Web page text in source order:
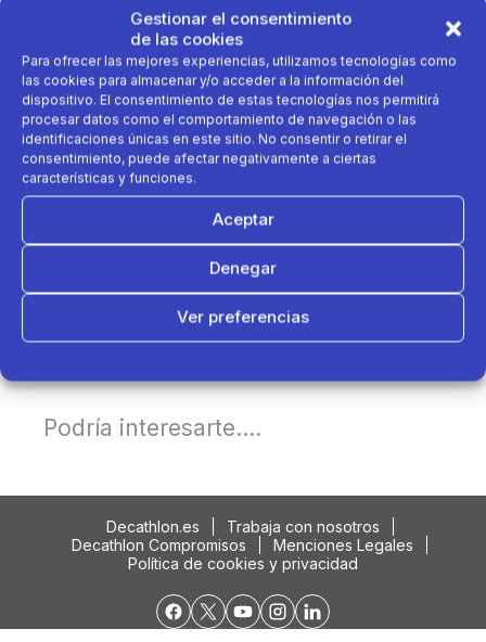
Gestionar el consentimiento
de las cookies
Para ofrecer las mejores experiencias, utilizamos tecnologías como
las cookies para almacenar y/o acceder a la información del
dispositivo. El consentimiento de estas tecnologías nos permitirá
procesar datos como el comportamiento de navegación o las
identificaciones únicas en este sitio. No consentir o retirar el
consentimiento, puede afectar negativamente a ciertas
características y funciones.
Aceptar
Denegar
Ver preferencias
Podría interesarte....
Decathlon.es
Trabaja con nosotros
Decathlon Compromisos
Menciones Legales
Política de cookies y privacidad